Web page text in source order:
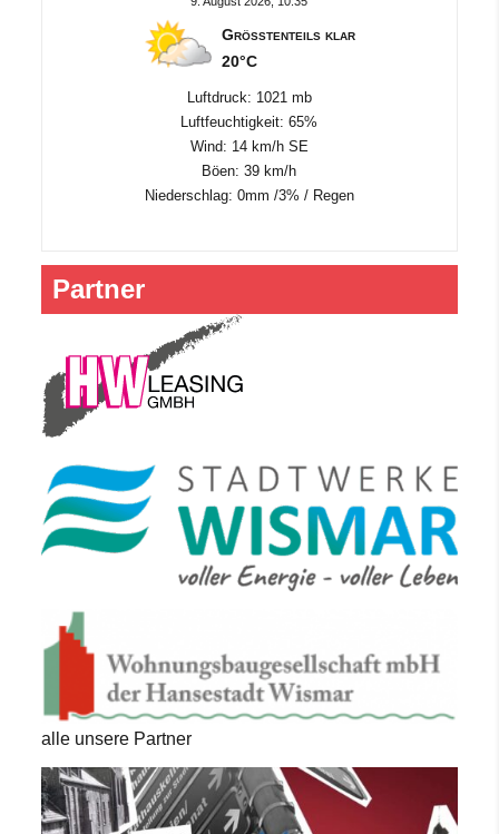
Größtenteils klar
20°C
Luftdruck: 1021 mb
Luftfeuchtigkeit: 65%
Wind: 14 km/h SE
Böen: 39 km/h
Niederschlag: 0mm /3% / Regen
Partner
alle unsere Partner